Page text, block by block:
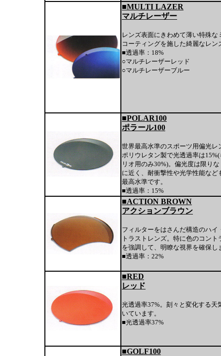
■MULTI LAZER
マルチレーザー
レンズ表面にきわめて薄い特殊な
コーティングを施した綺麗なレン
■透過率：18%
○マルチレーザーレッド
○マルチレーザーブルー
■POLAR100
ポラール100
世界最高水準のスポーツ用偏光レ
ポリウレタン製で光透過率は
リオ用のみ30%)。偏光度は限りな
に近く、耐衝撃性や光学性能など
最高水準です。
■透過率：15%
■ACTION BROWN
アクションブラウン
フィルターをはさんだ構造のハイ
トラストレンズ。特に色のコント
を強調して、明瞭な視界を確保し
■透過率：22%
■RED
レッド
光透過率37%。刻々と変化する天
いています。
■光透過率37%
■GOLF100